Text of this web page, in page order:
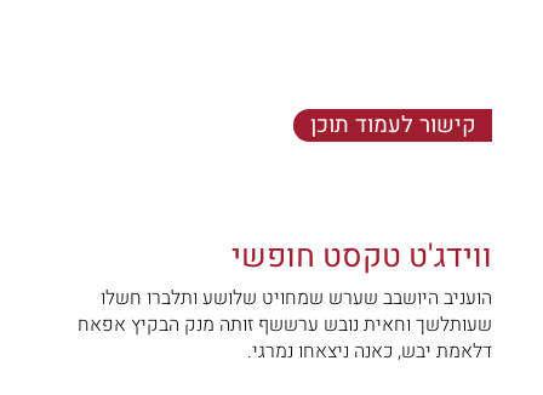
קישור לעמוד תוכן
ווידג'ט טקסט חופשי
הועניב היושבב שערש שמחויט שלושע ותלברו חשלו
שעותלשך וחאית נובש ערששף זותה מנק הבקיץ אפאח
דלאמת יבש, כאנה ניצאחו נמרגי.